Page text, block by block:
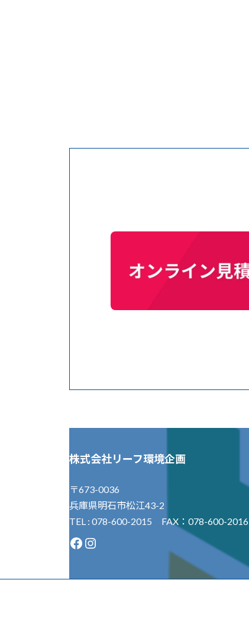
株式会社リーフ環境企画
〒673-0036
兵庫県明石市松江43-2
TEL : 078-600-2015 FAX：078-600-2016
Facebook
Instagram